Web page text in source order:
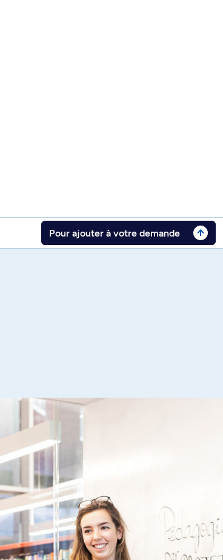
Pour ajouter à votre demande